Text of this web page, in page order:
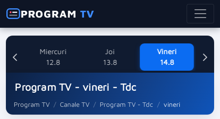
PROGRAMTV
Miercuri
12.8
Joi
13.8
Vineri
14.8
Program TV - vineri - Tdc
Program TV Canale TV Program TV - Tdc vineri